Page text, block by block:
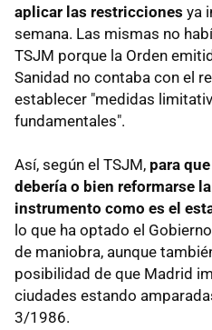
aplicar las restricciones ya
semana. Las mismas no
TSJM porque la Orden
Sanidad no contaba con el
establecer "medidas
fundamentales".
Así, según el TSJM, para
debería o bien reformarse
instrumento como es el
lo que ha optado el
de maniobra, aunque
posibilidad de que Madrid
ciudades estando
3/1986.